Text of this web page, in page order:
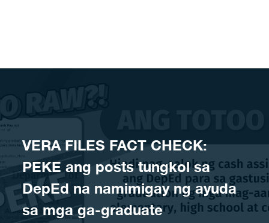
VERA FILES FACT CHECK:
PEKE ang posts tungkol sa
DepEd na namimigay ng ayuda
sa mga ga-graduate